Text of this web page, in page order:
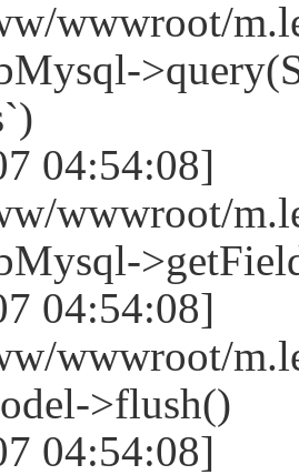
wwwroot/
04:54:08]
wwwroot/
04:54:08]
wwwroot/
>flush()
04:54:08]